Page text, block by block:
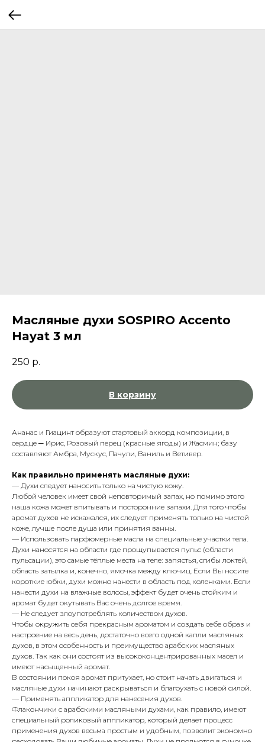
Масляные духи SOSPIRO Accento
Hayat 3 мл
250 р.
В корзину
Ананас и Гиацинт образуют стартовый аккорд композиции, в
сердце ─ Ирис, Розовый перец (красные ягоды) и Жасмин; базу
составляют Амбра, Мускус, Пачули, Ваниль и Ветивер.
Как правильно применять масляные духи:
— Духи следует наносить только на чистую кожу.
Любой человек имеет свой неповторимый запах, но помимо этого
наша кожа может впитывать и посторонние запахи. Для того чтобы
аромат духов не искажался, их следует применять только на чистой
коже, лучше после душа или принятия ванны.
— Использовать парфюмерные масла на специальные участки тела.
Духи наносятся на области где прощупывается пульс (области
пульсации), это самые тёплые места на теле: запястья, сгибы локтей,
область затылка и, конечно, ямочка между ключиц. Если Вы носите
короткие юбки, духи можно нанести в область под коленками. Если
нанести духи на влажные волосы, эффект будет очень стойким и
аромат будет окутывать Вас очень долгое время.
— Не следует злоупотреблять количеством духов.
Чтобы окружить себя прекрасным ароматом и создать себе образ и
настроение на весь день, достаточно всего одной капли масляных
духов, в этом особенность и преимущество арабских масляных
духов. Так как они состоят из высококонцентрированных масел и
имеют насыщенный аромат.
В состоянии покоя аромат притухает, но стоит начать двигаться и
масляные духи начинают раскрываться и благоухать с новой силой.
— Применять аппликатор для нанесения духов.
Флакончики с арабскими масляными духами, как правило, имеют
специальный роликовый аппликатор, который делает процесс
применения духов весьма простым и удобным, позволит экономно